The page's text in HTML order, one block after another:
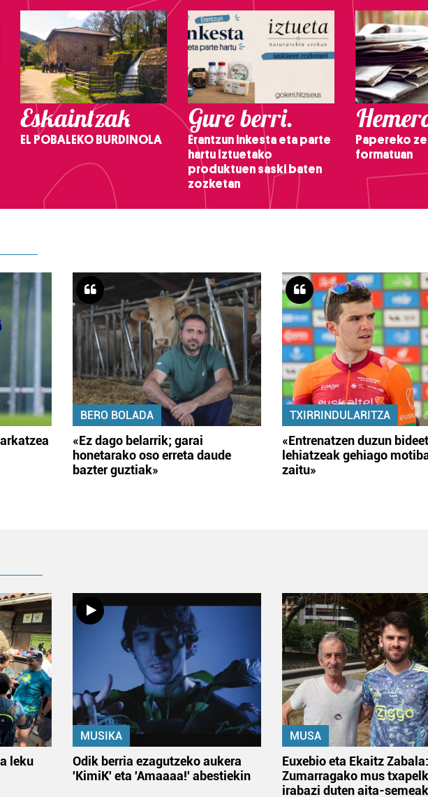
Eskaintzak
EL POBALEKO BURDINOLA
Gure berri.
Erantzun inkesta eta parte
hartu Iztuetako
produktuen saski baten
zozketan
Papereko
formatuan
BERO BOLADA
«Ez dago belarrik; garai
honetarako oso erreta daude
bazter guztiak»
TXIRRINDULARITZA
«Entrenatzen duzun
lehiatzeak gehiago
zaitu»
leku
MUSIKA
Odik berria ezagutzeko aukera
'KimiK' eta 'Amaaaa!' abestiekin
MUSA
Euxebio eta Ekaitz Zabala:
Zumarragako mus
irabazi duten aita-semeak